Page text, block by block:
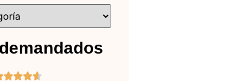
